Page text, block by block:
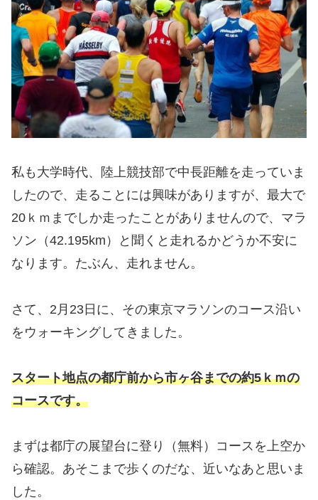
私も大学時代、陸上競技部で中長距離を走っていま
したので、走ることには興味がありますが、最大で
20ｋｍまでしか走ったことがありませんので、マラ
ソン（42.195km）と聞くと走れるかどうか不安に
なります。たぶん、走れません。
さて、2月23日に、その東京マラソンのコース沿い
をウォーキングしてきました。
スタート地点の都庁前から市ヶ谷までの約5ｋｍの
コースです。
まずは都庁の展望台に登り（無料）コースを上空か
ら確認。あそこまで歩くのだな、近いなあと思いま
した。